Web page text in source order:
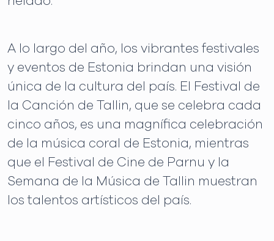
A lo largo del año, los vibrantes festivales
y eventos de Estonia brindan una visión
única de la cultura del país. El Festival de
la Canción de Tallin, que se celebra cada
cinco años, es una magnífica celebración
de la música coral de Estonia, mientras
que el Festival de Cine de Parnu y la
Semana de la Música de Tallin muestran
los talentos artísticos del país.